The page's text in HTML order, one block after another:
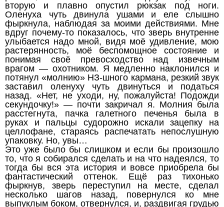
вторую и плавно опустил рюкзак под ноги.
Оленуха чуть двинула ушами и еле слышно
фыркнула, наблюдая за моими действиями. Мне
вдруг почему-то показалось, что зверь внутренне
улыбается надо мной, видя моё удивление, мою
растерянность, моё беспомощное состояние и
понимая своё превосходство над извечным
врагом — охотником. Я медленно наклонился и
потянул «молнию» НЗ-шного кармана, резкий звук
заставил оленуху чуть двинуться и податься
назад. «Нет, не уходи, ну, пожалуйста! Подожди
секундочку!» — почти закричал я. Молния была
расстегнута, пачка галетного печенья была в
руках и пальцы судорожно искали зацепку на
целлофане, стараясь распечатать непослушную
упаковку. Но, увы…
Это уже было бы слишком и если бы произошло
то, что я собирался сделать и на что надеялся, то
тогда бы вся эта история и вовсе приобрела бы
фантастический оттенок. Ещё раз тихонько
фыркнув, зверь переступил на месте, сделал
несколько шагов назад, повернулся ко мне
выпуклым боком, отвернулся, и, раздвигая грудью